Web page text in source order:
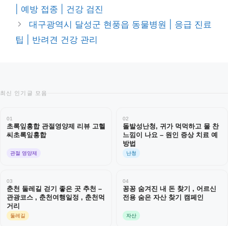
리
| 예방 접종 | 건강 검진
대구광역시 달성군 현풍읍 동물병원 | 응급 진료
팁 | 반려견 건강 관리
최신 인기글 모음
01
초록잎홍합 관절영양제 리뷰 고헬
씨초록잎홍합
관절 영양제
02
돌발성난청, 귀가 먹먹하고 물 찬
느낌이 나요 – 원인 증상 치료 예
방법
난청
03
춘천 둘레길 걷기 좋은 곳 추천 –
관광코스 , 춘천여행일정 , 춘천먹
거리
둘레길
04
꽁꽁 숨겨진 내 돈 찾기 , 어르신
전용 숨은 자산 찾기 캠페인
자산